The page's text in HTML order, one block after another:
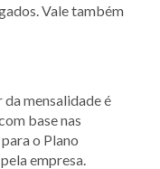
Vale também
mensalidade é
base nas
o Plano
empresa.